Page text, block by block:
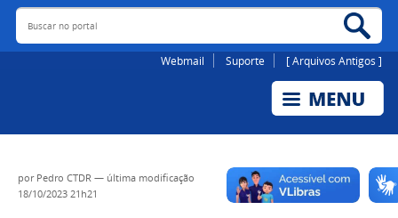
Buscar no portal
Webmail Suporte [ Arquivos Antigos ]
por Pedro CTDR — última modificação
18/10/2023 21h21